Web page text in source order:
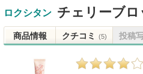
このブランドの情報を
ロクシタン チェリーブ
商品情報 クチコミ (5) 投稿